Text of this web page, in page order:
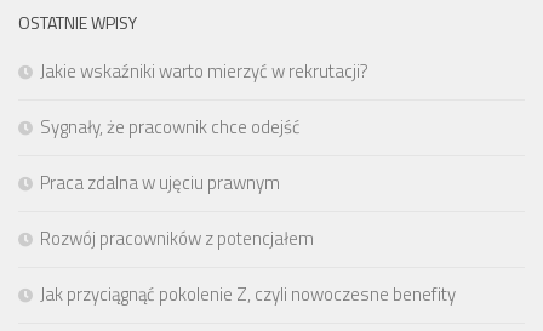
OSTATNIE WPISY
Jakie wskaźniki warto mierzyć w rekrutacji?
Sygnały, że pracownik chce odejść
Praca zdalna w ujęciu prawnym
Rozwój pracowników z potencjałem
Jak przyciągnąć pokolenie Z, czyli nowoczesne benefity